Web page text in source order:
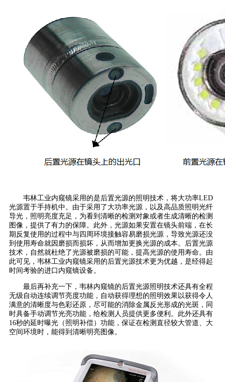
韦林工业内窥镜采用的是后置光源的照明技术，将大功率LED
光源置于手持机中。由于采用了大功率光源，以及高品质照明光纤
导光，照明亮度充足，为看到清晰的检测对象或者生成清晰的检测
图像，提供了有力的保障。此外，光源如果安置在镜头前端，在长
期反复使用的过程中与四周环境接触容易磨损光源，导致光源还没
到使用寿命就因磨损而损坏，从而增加更换光源的成本。后置光源
技术，自然就杜绝了光源被磨损的可能，提高光源的使用寿命。由
此可见，韦林工业内窥镜采用的后置光源技术更为优越，是经得起
时间考验的进口内窥镜设备。
最后再补充一下，韦林内窥镜的后置光源照明技术还具有全程
无级自动连续调节亮度功能，自动获得理想的照明效果以获得令人
满意的清晰度与色彩还原，尽可能的消除金属反光形成的光斑，同
时具备手动调节光亮功能，给检测人员提供更多便利。此外还具有
16秒的延时曝光（照明补偿）功能，保证在检测直径较大管道、大
空间环境时，能得到清晰明亮图像。